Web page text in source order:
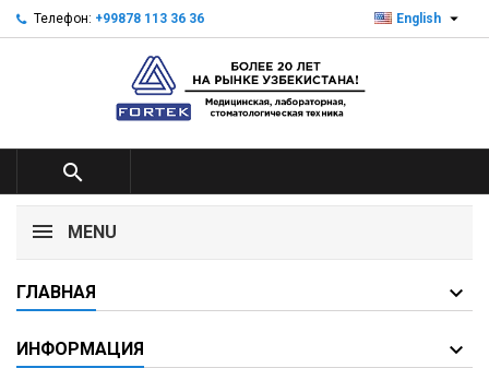
Телефон: +99878 113 36 36 English 

MENU
ГЛАВНАЯ
ИНФОРМАЦИЯ